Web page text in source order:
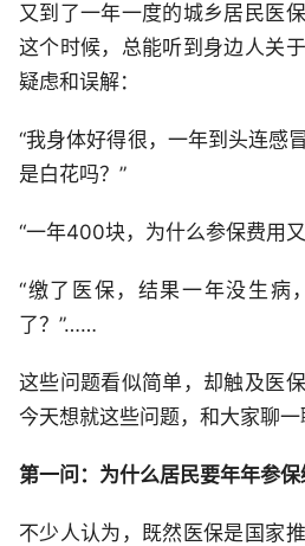
又到了一年一度的城乡居民医
这个时候，总能听到身边人关
疑虑和误解：
“我身体好得很，一年到头连感
是白花吗？”
“一年400块，为什么参保费用
“缴了医保，结果一年没生病
了？”……
这些问题看似简单，却触及医
今天想就这些问题，和大家聊
第一问：为什么居民要年年参保
不少人认为，既然医保是国家